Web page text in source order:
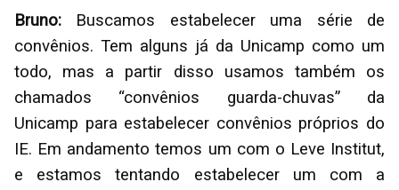
Bruno: Buscamos estabelecer uma série de
convênios. Tem alguns já da Unicamp como um
todo, mas a partir disso usamos também os
chamados “convênios guarda-chuvas” da
Unicamp para estabelecer convênios próprios do
IE. Em andamento temos um com o Leve Institut,
e estamos tentando estabelecer um com a